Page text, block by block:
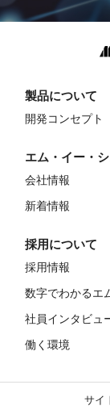
製品について
開発コンセプト
エム・イー・
会社情報
新着情報
採用について
採用情報
数字でわかるエ
社員インタビュ
働く環境
サイ